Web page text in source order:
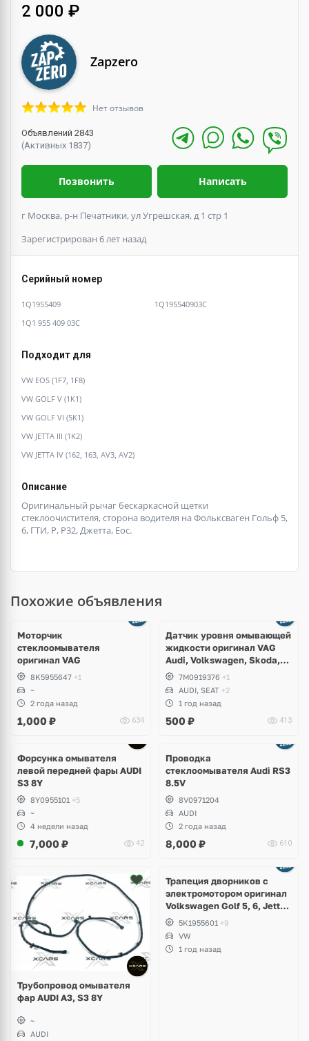
2 000 ₽
Zapzero
Нет отзывов
Объявлений 2843
(Активных 1837)
Позвонить Написать
г Москва, р-н Печатники, ул Угрешская, д 1 стр 1
Зарегистрирован 6 лет назад
Серийный номер
1Q1955409
1Q195540903C
1Q1 955 409 03C
Подходит для
VW EOS (1F7, 1F8)
VW GOLF V (1K1)
VW GOLF VI (5K1)
VW JETTA III (1K2)
VW JETTA IV (162, 163, AV3, AV2)
Описание
Оригинальный рычаг бескаркасной щетки
стеклоочистителя, сторона водителя на Фольксваген Гольф 5,
6, ГТИ, Р, Р32, Джетта, Еос.
Похожие объявления
Моторчик
стеклоомывателя
оригинал VAG
8K5955647 +1
~
2 года назад
1,000 ₽ 634
Датчик уровня омывающей
жидкости оригинал VAG
Audi, Volkswagen, Skoda,
Seat, Bentley, Lamborghini
7M0919376 +1
AUDI, SEAT +2
1 год назад
500 ₽ 413
Форсунка омывателя
левой передней фары AUDI
S3 8Y
8Y0955101 +5
~
4 недели назад
7,000 ₽ 42
Проводка
стеклоомывателя Audi RS3
8.5V
8V0971204
AUDI
2 года назад
8,000 ₽ 610
Трубопровод омывателя
фар AUDI A3, S3 8Y
~
AUDI
1 фото
Трапеция дворников с
электромотором оригинал
Volkswagen Golf 5, 6, Jetta,
Scirocco, Eos
5K1955601 +9
VW
1 год назад